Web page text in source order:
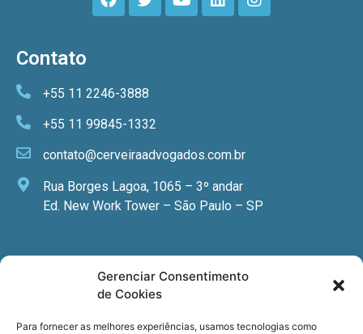
Gerenciar Consentimento
de Cookies
Para fornecer as melhores experiências, usamos tecnologias como
Contato
+55 11 2246-3888
+55 11 99845-1332
contato@cerveiraadvogados.com.br
Rua Borges Lagoa, 1065 – 3º andar
Ed. New Work Tower – São Paulo – SP
Newsletter
Quer receber nossa newsletter com notícias
especializadas, cursos e eventos?